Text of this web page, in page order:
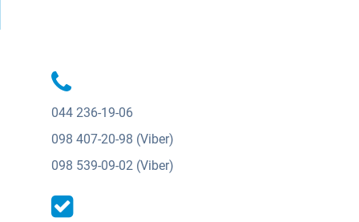
044 236-19-06
098 407-20-98 (Viber)
098 539-09-02 (Viber)